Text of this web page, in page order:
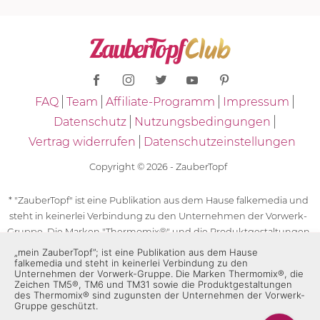
FAQ Team Affiliate-Programm
Impressum
Datenschutz
Nutzungsbedingungen
Vertrag widerrufen
Datenschutzeinstellungen
Copyright © 2026 - ZauberTopf
* "ZauberTopf" ist eine Publikation aus dem Hause falkemedia und
steht in keinerlei Verbindung zu den Unternehmen der Vorwerk-
Gruppe. Die Marken "Thermomix®" und die Produktgestaltungen
des "Thermomix®" sind eingetragene Marken der Unternehmen
der Vorwerk-Gruppe. Die Marken Thermomix®, die Zeichen TM5®,
TM6 und TM31 sowie die Produktgestaltungen des Thermomix®
sind zugunsten der Unternehmen der Vorwerk-Gruppe
geschützt. Für die Rezeptangaben in "ZauberTopf" ist
„mein ZauberTopf”; ist eine Publikation aus dem Hause
falkemedia und steht in keinerlei Verbindung zu den
Unternehmen der Vorwerk-Gruppe. Die Marken Thermomix®, die
Zeichen TM5®, TM6 und TM31 sowie die Produktgestaltungen
des Thermomix® sind zugunsten der Unternehmen der Vorwerk-
Gruppe geschützt.